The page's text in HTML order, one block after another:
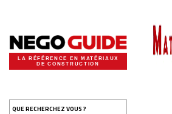
LA RÉFÉRENCE EN MATÉRIAUX
DE CONSTRUCTION
QUE RECHERCHEZ VOUS ?